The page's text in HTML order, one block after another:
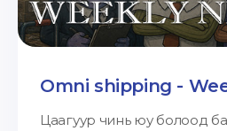
Omni shipping -
Цаагуур чинь юу болоод